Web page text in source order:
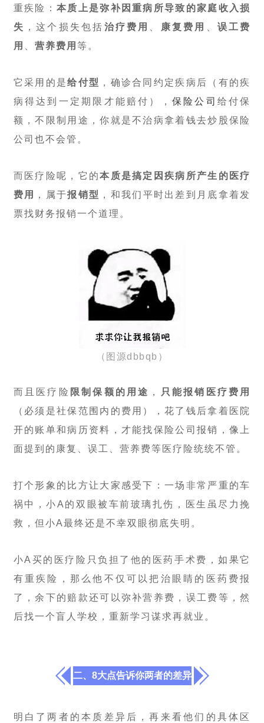
重疾险： 本质上是弥补因重病所导致的家庭收入损
失 ，这个损失包括 治疗费用 康复费用
误工费
用
营养费用 等。
它采用的是给付型 ，确诊合同约定疾病后（有的疾
病得达到一定期限才能赔付）， 保险公司 给付保
额，不限制用途，你就是不治病拿着钱去炒股保险
公司也不会管。
而医疗险呢，它的本质是搞定因疾病所产生的医疗
费用
，属于报销型 ，和我们平时出差到月底拿着发
票找财务报销一个道理。
（图源dbbqb）
而且医疗险 限制保额的用途 ，
只能报销医疗费用
（必须是社保范围内的费用），花了钱后拿着医院
开的账单和病历资料，才能找保险公司报销，像上
面提到的康复、误工、营养费等医疗险统统不管。
打个形象的比方让大家感受下：一场非常严重的车
祸中，小A的双眼被车前玻璃扎伤，医生虽尽力挽
救，但小A最终还是不幸双眼彻底失明。
小A买的医疗险只负担了他的医药手术费，如果它
有重疾险，那么他不仅可以把治眼睛的医药费报
了，余下的赔款还可以弥补营养费，误工费等，然
后找一个盲人学校，重新学习谋求再就业。
二、8大点告诉你两者的差异
明白了两者的本质差异后，再来看他们的具体区